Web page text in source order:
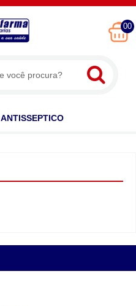
00
ANTISSEPTICO